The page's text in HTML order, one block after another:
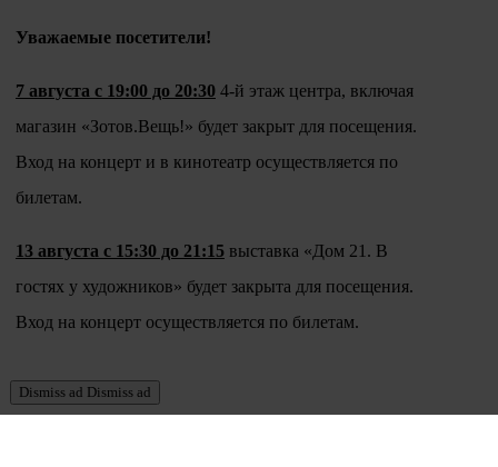
Уважаемые посетители!
7 августа с 19:00 до 20:30 4-й этаж центра, включая
магазин «Зотов.Вещь!» будет закрыт для посещения.
Вход на концерт и в кинотеатр осуществляется по
билетам.
13 августа с 15:30 до 21:15 выставка «Дом 21. В
гостях у художников» будет закрыта для посещения.
Вход на концерт осуществляется по билетам.
Dismiss ad Dismiss ad